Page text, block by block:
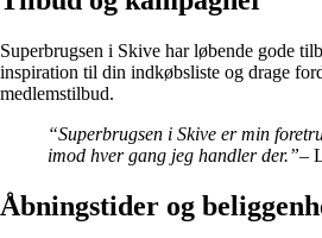
Superbrugsen i Skive har løbende gode
inspiration til din indkøbsliste og drage
medlemstilbud.
“Superbrugsen i Skive er min
imod hver gang jeg handler der.”–
Åbningstider og